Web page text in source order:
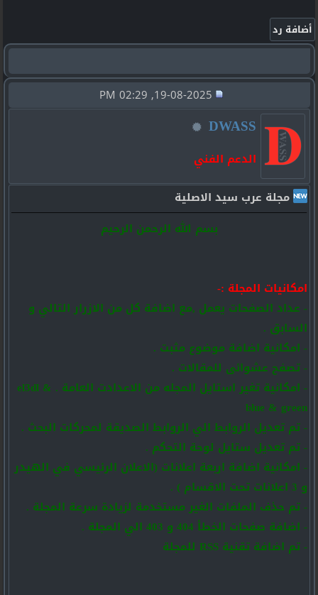
DWASS
الدعم الفني
مجلة عرب سيد الاصلية
بسم الله الرحمن الرحيم
امكانيات المجلة :-
- عداد الصفحات يعمل ,مع اضافة كل من الازرار التالي و
السابق .
- امكانية اضافة موضوع مثبت .
- تصفح عشوائى للمقالات .
- امكانية تغير استايل المجله من الاعدادت العامة . el3dl &
blue & green
- تم تعديل الروابط الي الروابط الصديقة لمحركات البحث .
- تم تعديل ستايل لوحة التحكم .
- امكانية اضافة اربعة اعلانات (الاعلان الرئيسي في الهيدر
و 3 اعلانات تحت الاقسام ) .
- تم حذف الملفات الغير مستخدمة لزيادة سرعة المجلة .
- اضافة صفحات الخطأ 404 و 403 الي المجلة .
- تم اضافة تقنية RSS للمجلة